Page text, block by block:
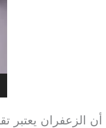
الزعفران يعتبر